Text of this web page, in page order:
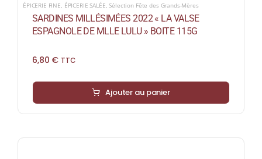
ÉPICERIE FINE ÉPICERIE SALÉE ,Sélection Fête des Grands-Mères
SARDINES MILLÉSIMÉES 2022 « LA VALSE
ESPAGNOLE DE MLLE LULU » BOITE 115G
6,80 € TTC
Ajouter au panier